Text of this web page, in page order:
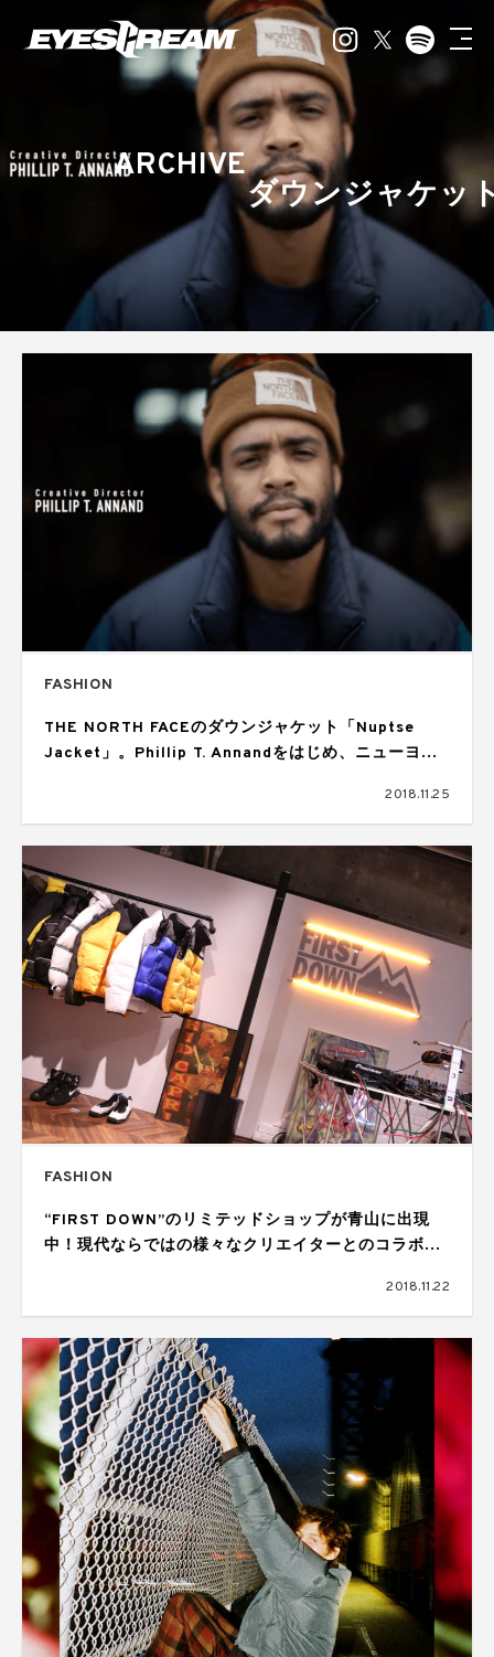
ARCHIVE
ダウンジャケッ
FASHION
THE NORTH FACEのダウンジャケット「Nuptse
Jacket」。Phillip T. Annandをはじめ、ニューヨー
2018.11.25
FASHION
“FIRST DOWN”のリミテッドショップが青山に出現
中！現代ならではの様々なクリエイターとのコラボは
2018.11.22